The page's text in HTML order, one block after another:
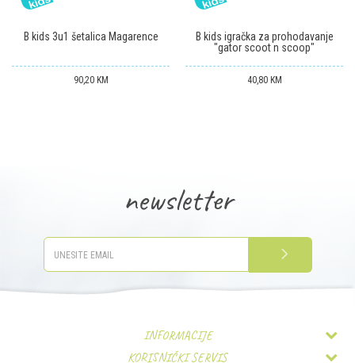
B kids 3u1 šetalica Magarence
90,20 KM
B kids igračka za prohodavanje
"gator scoot n scoop"
40,80 KM
newsletter
PRIJAVITE SE
INFORMACIJE
O nama
KORISNIČKI SERVIS